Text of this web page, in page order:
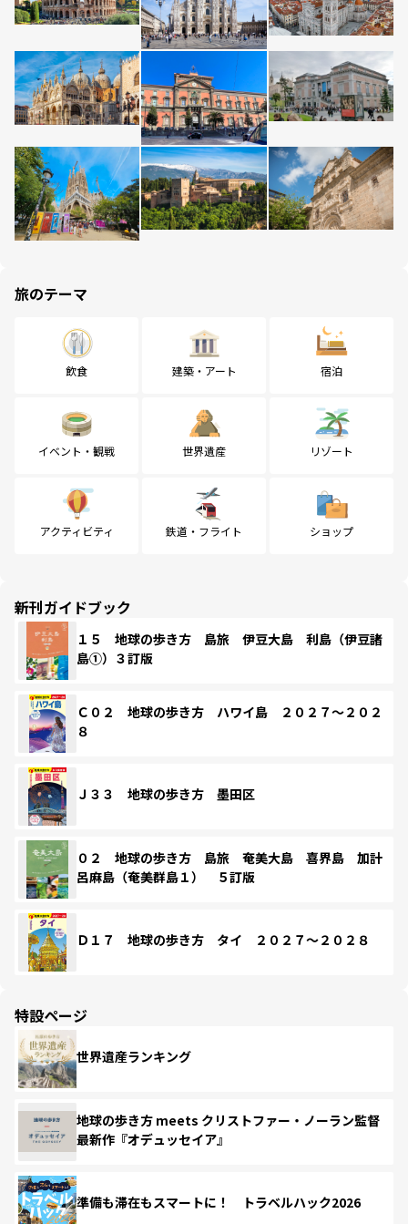
旅のテーマ
飲食 建築・アート 宿泊
イベント・観戦 世界遺産 リゾート
アクティビティ 鉄道・フライト ショップ
新刊ガイドブック
１５ 地球の歩き方 島旅 伊豆大島 利島（伊豆諸
島①）３訂版
Ｃ０２ 地球の歩き方 ハワイ島 ２０２７～２０２
８
Ｊ３３ 地球の歩き方 墨田区
０２ 地球の歩き方 島旅 奄美大島 喜界島 加計
呂麻島（奄美群島１） ５訂版
Ｄ１７ 地球の歩き方 タイ ２０２７～２０２８
特設ページ
世界遺産ランキング
地球の歩き方 meets クリストファー・ノーラン監督
最新作『オデュッセイア』
準備も滞在もスマートに！ トラベルハック2026